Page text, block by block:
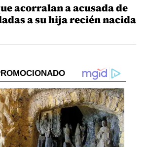
acorralan a acusada de
a su hija recién nacida